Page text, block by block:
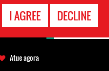
I AGREE DECLINE
Atue agora
CONTATO
EMERGÊNCIA